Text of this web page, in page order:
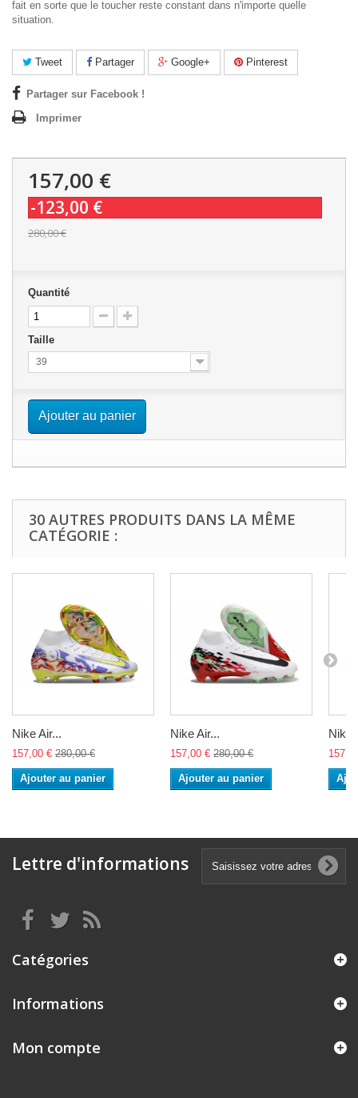
fait en sorte que le toucher reste constant dans n'importe quelle
situation.
Tweet Partager Google+ Pinterest
Partager sur Facebook !
Imprimer
157,00 €
-123,00 €
280,00 €
Quantité
Taille
39
Ajouter au panier
30 AUTRES PRODUITS DANS LA MÊME
CATÉGORIE :
Nike Air...
157,00 € 280,00 €
Ajouter au panier
Nike Air...
157,00 € 280,00 €
Ajouter au panier
Nike
Lettre d'informations
Catégories
Informations
Mon compte